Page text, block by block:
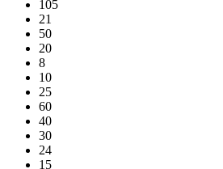
105
21
50
20
8
10
25
60
40
30
24
15